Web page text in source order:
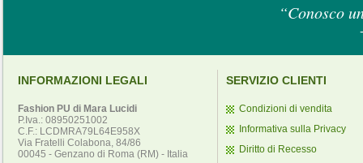
“Conosco
INFORMAZIONI LEGALI
Fashion PU di Mara Lucidi
P.Iva.: 08950251002
C.F.: LCDMRA79L64E958X
Via Fratelli Colabona, 84/86
00045 - Genzano di Roma (RM) - Italia
SERVIZIO CLIENTI
Condizioni di vendita
Informativa sulla Privacy
Diritto di Recesso